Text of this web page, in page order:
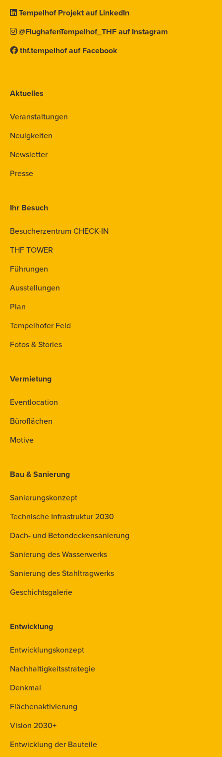
Tempelhof Projekt auf LinkedIn
@FlughafenTempelhof_THF auf Instagram
thf.tempelhof auf Facebook
Aktuelles
Veranstaltungen
Neuigkeiten
Newsletter
Presse
Ihr Besuch
Besucherzentrum CHECK-IN
THF TOWER
Führungen
Ausstellungen
Plan
Tempelhofer Feld
Fotos & Stories
Vermietung
Eventlocation
Büroflächen
Motive
Bau & Sanierung
Sanierungskonzept
Technische Infrastruktur 2030
Dach- und Betondeckensanierung
Sanierung des Wasserwerks
Sanierung des Stahltragwerks
Geschichtsgalerie
Entwicklung
Entwicklungskonzept
Nachhaltigkeitsstrategie
Denkmal
Flächenaktivierung
Vision 2030+
Entwicklung der Bauteile